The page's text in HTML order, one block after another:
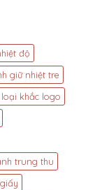
độ
giữ nhiệt tre
khắc logo
trung thu